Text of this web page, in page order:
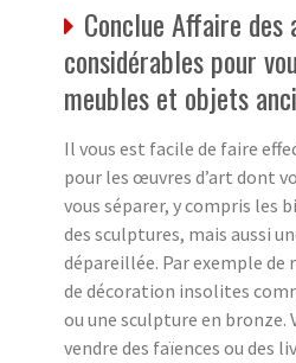
Conclue Affaire des
considérables pour
meubles et objets
Il vous est facile de faire
pour les œuvres d’art dont
vous séparer, y compris les
des sculptures, mais aussi
dépareillée. Par exemple de
de décoration insolites
ou une sculpture en bronze.
vendre des faïences ou des